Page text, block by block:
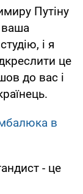
Путіну
ваша
і я
це
до вас і
в
- це